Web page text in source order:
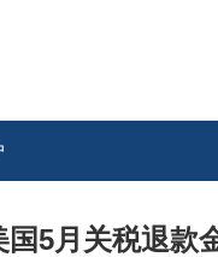
国5月关税退款